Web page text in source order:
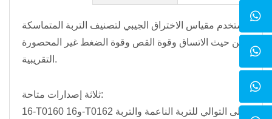
يستخدم مقياس الاختراق الجيبي لتصنيف التربة المتماسكة
من حيث الاتساق وقوة القص وقوة الضغط غير المحصورة
التقريبية.
ثلاثة إصدارات متاحة:
16-T0160 و16-T0162 على التوالي للتربة الناعمة والتربة